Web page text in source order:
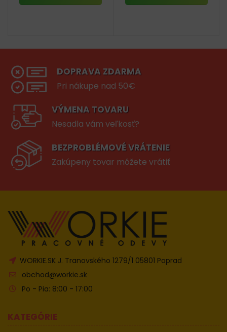
DOPRAVA ZDARMA
Pri nákupe nad 50€
VÝMENA TOVARU
Nesadla vám veľkosť?
BEZPROBLÉMOVÉ VRÁTENIE
Zakúpeny tovar môžete vrátiť
WORKIE.SK J. Tranovského 1279/1 05801 Poprad
obchod@workie.sk
Po - Pia: 8:00 - 17:00
KATEGÓRIE